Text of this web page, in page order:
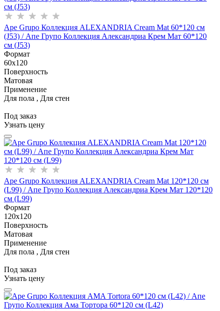
Ape Grupo Коллекция ALEXANDRIA Cream Mat 60*120 см
(J53) / Апе Групо Коллекция Александриа Крем Мат 60*120
см (J53)
Формат
60x120
Поверхность
Матовая
Применение
Для пола , Для стен
Под заказ
Узнать цену
Ape Grupo Коллекция ALEXANDRIA Cream Mat 120*120 см
(L99) / Апе Групо Коллекция Александриа Крем Мат 120*120
см (L99)
Формат
120x120
Поверхность
Матовая
Применение
Для пола , Для стен
Под заказ
Узнать цену